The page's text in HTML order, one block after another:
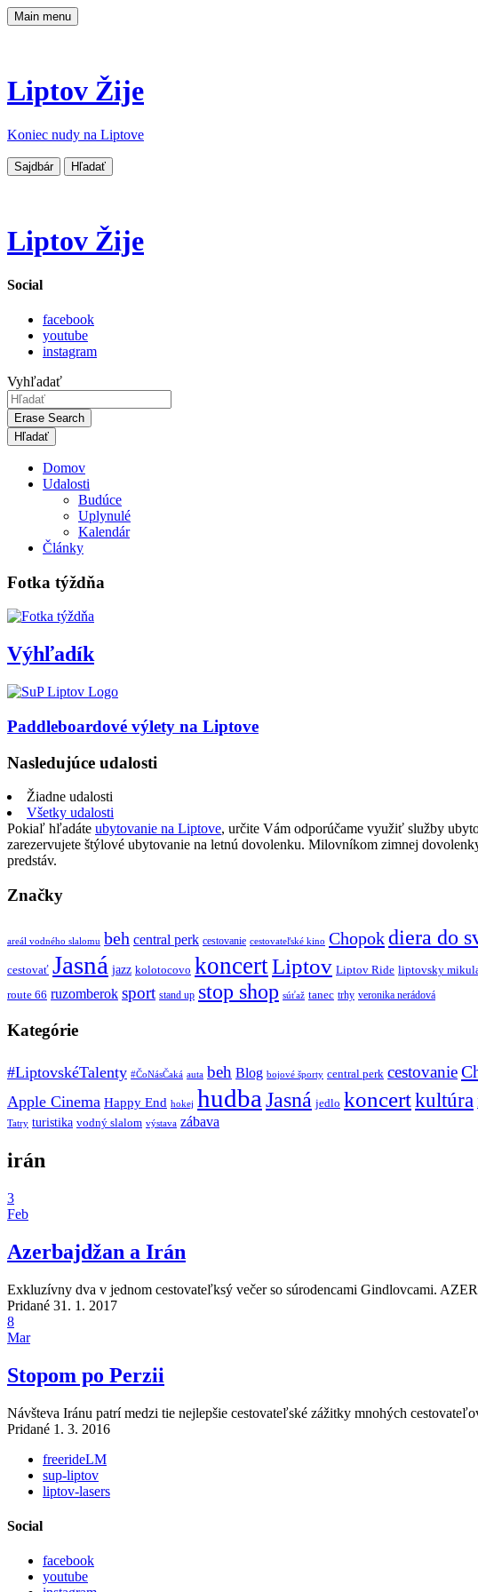
Main menu
Liptov Žije
Koniec nudy na Liptove
Sajdbár Hľadať
Liptov Žije
Social
facebook
youtube
instagram
Vyhľadať
Erase Search
Domov
Udalosti
Budúce
Uplynulé
Kalendár
Články
Fotka týždňa
Výhľadík
Paddleboardové výlety na Liptove
Nasledujúce udalosti
Žiadne udalosti
Všetky udalosti
Pokiaľ hľadáte ubytovanie na Liptove, určite Vám odporúčame využiť služby
zarezervujete štýlové ubytovanie na letnú dovolenku. Milovníkom zimnej
predstáv.
Značky
areál vodného slalomu beh central perk cestovanie cestovateľské kino Chopokdiera do
cestovať Jasná jazz kolotocovo koncertLiptov Liptov Ride liptovsky
route 66 ruzomberok sport stand up stop shop súťaž tanec trhy veronika nerádová
Kategórie
#LiptovskéTalenty #ČoNásČaká auta beh Blog bojové športy central perk cestovanie
Apple Cinema Happy End hokej hudba Jasná jedlo koncertkultúra
Tatry turistika vodný slalom výstava zábava
irán
3
Feb
Azerbajdžan a Irán
Exkluzívny dva v jednom cestovateľksý večer so súrodencami Gindlovcami.
Pridané 31. 1. 2017
8
Mar
Stopom po Perzii
Návšteva Iránu patrí medzi tie nejlepšie cestovateľské zážitky mnohých
Pridané 1. 3. 2016
freerideLM
sup-liptov
liptov-lasers
Social
facebook
youtube